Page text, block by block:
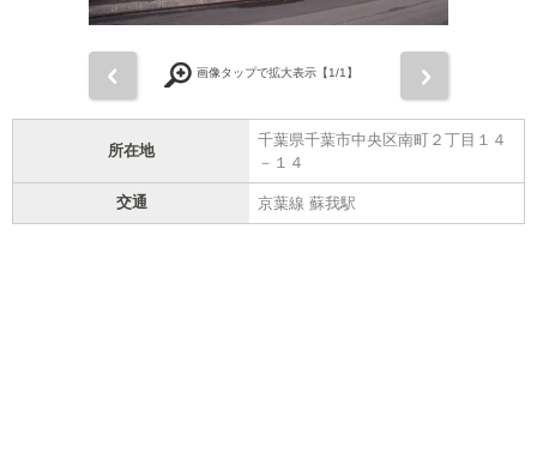
画像タップで拡大表示【1/1】
所在地
千葉県千葉市中央区南町２丁目１４
－１４
交通 京葉線 蘇我駅